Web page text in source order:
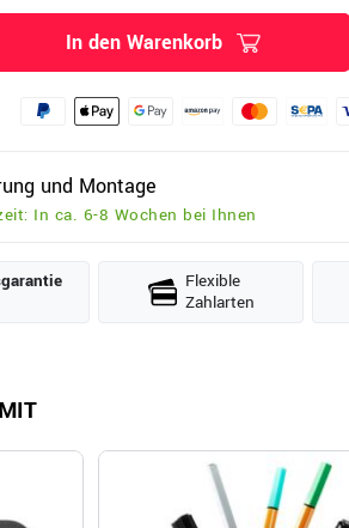
In den Warenkorb
und Montage
In ca. 6-8 Wochen bei Ihnen
Flexible
Zahlarten